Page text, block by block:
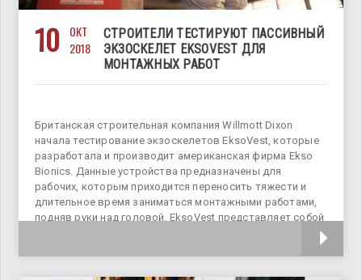
10
ОКТ
2018
СТРОИТЕЛИ ТЕСТИРУЮТ ПАССИВНЫЙ
ЭКЗОСКЕЛЕТ EKSOVEST ДЛЯ
МОНТАЖНЫХ РАБОТ
Британская строительная компания Willmott Dixon
начала тестирование экзоскелетов EksoVest, которые
разработала и производит американская фирма Ekso
Bionics. Данные устройства предназначены для
рабочих, которым приходится переносить тяжести и
длительное время заниматься монтажными работами,
подняв руки над головой. EksoVest представляет собой